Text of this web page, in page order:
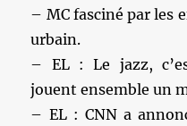
– MC fasciné par les
urbain.
– EL : Le jazz,
jouent ensemble un
– EL : CNN a